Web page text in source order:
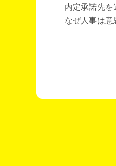
内定承諾先を
なぜ人事は意